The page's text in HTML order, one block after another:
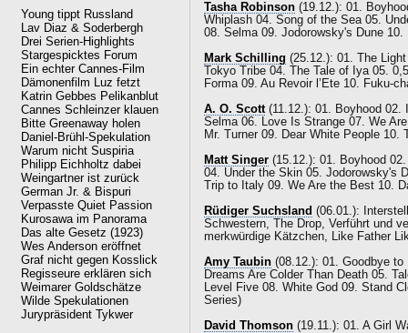
Young tippt Russland
Lav Diaz & Soderbergh
Drei Serien-Highlights
Stargespicktes Forum
Ein echter Cannes-Film
Dämonenfilm Luz fetzt
Katrin Gebbes Pelikanblut
Cannes Schleinzer klauen
Bitte Greenaway holen
Daniel-Brühl-Spekulation
Warum nicht Suspiria
Philipp Eichholtz dabei
Weingartner ist zurück
German Jr. & Bispuri
Verpasste Quiet Passion
Kurosawa im Panorama
Das alte Gesetz (1923)
Wes Anderson eröffnet
Graf nicht gegen Kosslick
Regisseure erklären sich
Weimarer Goldschätze
Wilde Spekulationen
Jurypräsident Tykwer
Tasha Robinson (19.12.): 01.
Whiplash 04. Song of the Sea 05.
08. Selma 09. Jodorowsky's Dune
Mark Schilling (25.12.): 01. The
Tokyo Tribe 04. The Tale of Iya 05.
Forma 09. Au Revoir l’Ete 10. Fuku-
A. O. Scott(11.12.): 01. Boyhood 02.
Selma 06. Love Is Strange 07. We
Mr. Turner 09. Dear White People 10.
Matt Singer (15.12.): 01. Boyhood
04. Under the Skin 05. Jodorowsky's
Trip to Italy 09. We Are the Best 10.
Rüdiger Suchsland (06.01.):
Schwestern, The Drop, Verführt und
merkwürdige Kätzchen, Like Father
Amy Taubin (08.12.): 01. Goodbye
Dreams Are Colder Than Death 05.
Level Five 08. White God 09. Stand
Series)
David Thomson (19.11.): 01. A Girl